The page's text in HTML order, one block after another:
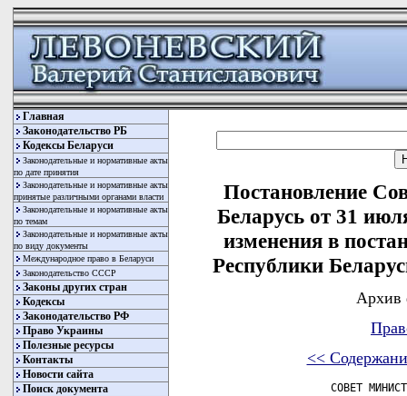
Главная
Законодательство РБ
Кодексы Беларуси
Законодательные и нормативные акты
по дате принятия
Законодательные и нормативные акты
принятые различными органами власти
Законодательные и нормативные акты
по темам
Законодательные и нормативные акты
по виду документы
Международное право в Беларуси
Законодательство СССР
Законы других стран
Кодексы
Законодательство РФ
Право Украины
Полезные ресурсы
Контакты
Новости сайта
Поиск документа
Постановление
Беларусь от 31
изменения в
Республики
Архив
<<
СОВЕТ